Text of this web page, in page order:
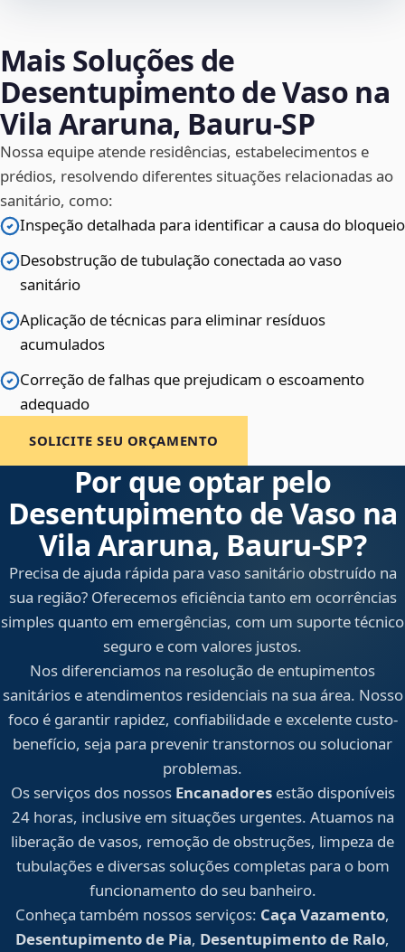
Mais Soluções de
Desentupimento de Vaso na
Vila Araruna, Bauru‑SP
Nossa equipe atende residências, estabelecimentos e
prédios, resolvendo diferentes situações relacionadas ao
sanitário, como:
Inspeção detalhada para identificar a causa do bloqueio
Desobstrução de tubulação conectada ao vaso
sanitário
Aplicação de técnicas para eliminar resíduos
acumulados
Correção de falhas que prejudicam o escoamento
adequado
SOLICITE SEU ORÇAMENTO
Por que optar pelo
Desentupimento de Vaso na
Vila Araruna, Bauru‑SP?
Precisa de ajuda rápida para vaso sanitário obstruído na
sua região? Oferecemos eficiência tanto em ocorrências
simples quanto em emergências, com um suporte técnico
seguro e com valores justos.
Nos diferenciamos na resolução de entupimentos
sanitários e atendimentos residenciais na sua área. Nosso
foco é garantir rapidez, confiabilidade e excelente custo-
benefício, seja para prevenir transtornos ou solucionar
problemas.
Os serviços dos nossos Encanadoresestão disponíveis
24 horas, inclusive em situações urgentes. Atuamos na
liberação de vasos, remoção de obstruções, limpeza de
tubulações e diversas soluções completas para o bom
funcionamento do seu banheiro.
Conheça também nossos serviços: Caça Vazamento,
Desentupimento de Pia, Desentupimento de Ralo,